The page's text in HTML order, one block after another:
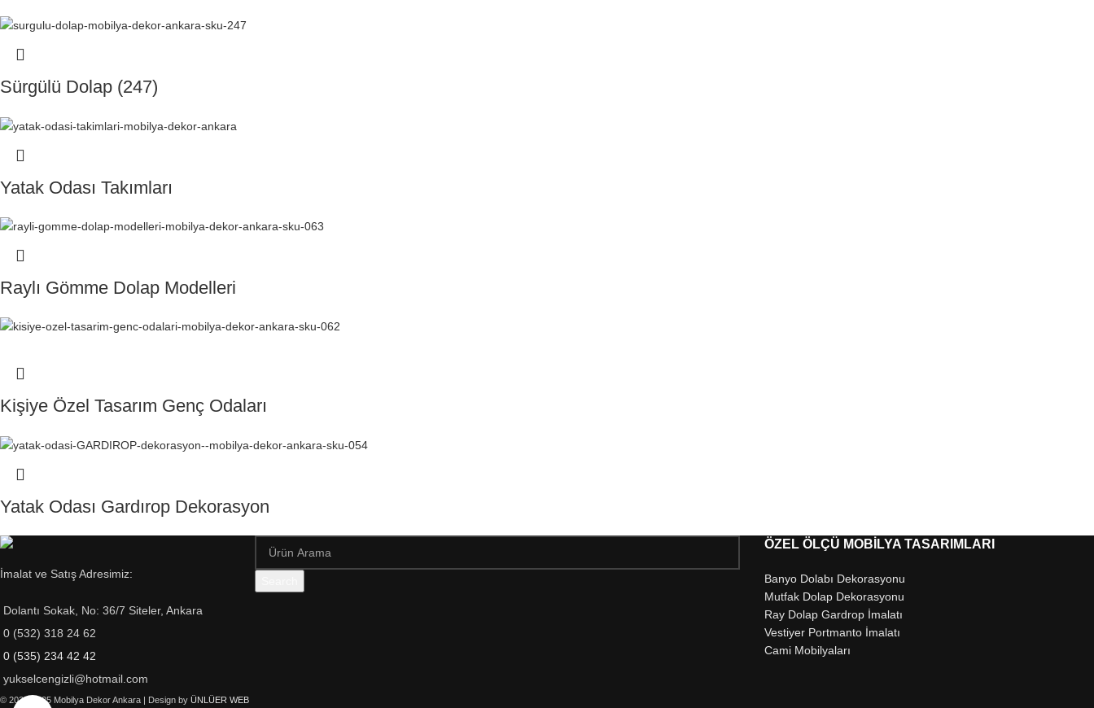
Sürgülü Dolap (247)
Yatak Odası Takımları
Raylı Gömme Dolap Modelleri
Kişiye Özel Tasarım Genç Odaları
Yatak Odası Gardırop Dekorasyon
İmalat ve Satış Adresimiz:
Dolantı Sokak, No: 36/7 Siteler, Ankara
0 (532) 318 24 62
0 (535) 234 42 42
yukselcengizli@hotmail.com
ÖZEL ÖLÇÜ MOBİLYA TASARIMLARI
Banyo Dolabı Dekorasyonu
Mutfak Dolap Dekorasyonu
Ray Dolap Gardrop İmalatı
Vestiyer Portmanto İmalatı
Cami Mobilyaları
© 2020-2025 Mobilya Dekor Ankara | Design by ÜNLÜER WEB